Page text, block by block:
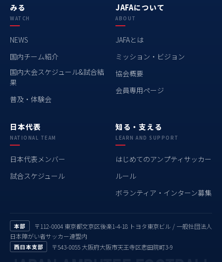
みる
WATCH
NEWS
国内チーム紹介
国内大会スケジュール&試合結
果
普及・体験会
JAFAについて
ABOUT
JAFAとは
ミッション・ビジョン
協会概要
会員専用ページ
日本代表
NATIONAL TEAM
日本代表メンバー
試合スケジュール
知る・支える
LEARN AND SUPPORT
はじめてのアンプティサッカー
ルール
ボランティア・インターン募集
本部
〒112-0004 東京都文京区後楽1-4-18 トヨタ東京ビル / 一般社団法人
日本障がい者サッカー連盟内
西日本支部 〒543-0055 大阪府大阪市天王寺区悲田院町3-9